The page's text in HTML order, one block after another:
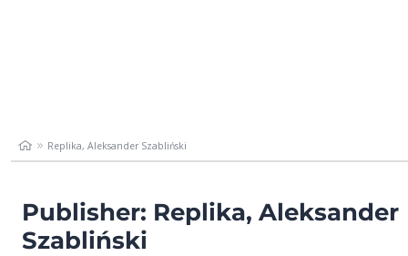
Replika, Aleksander Szabliński
Publisher: Replika, Aleksander
Szabliński